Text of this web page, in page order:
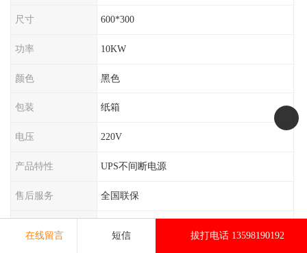
尺寸 600*300
功率 10KW
颜色 黑色
包装 纸箱
电压 220V
产品特性 UPS不间断电源
售后服务 全国联保
在线留言 短信 拔打电话 13598190192